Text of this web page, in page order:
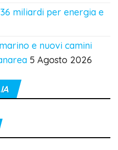
miliardi per energia e
e nuovi camini
5 Agosto 2026